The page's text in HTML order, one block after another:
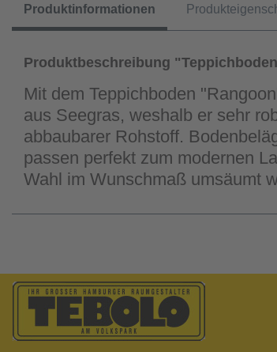
Produktinformationen
Produktbeschreibung
Mit dem Teppichboden
aus Seegras, weshalb er sehr
abbaubarer Rohstoff.
passen perfekt zum modernen
Wahl im Wunschmaß umsäumt